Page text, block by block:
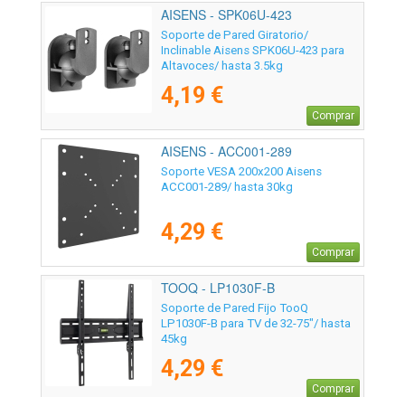
AISENS - SPK06U-423
Soporte de Pared Giratorio/
Inclinable Aisens SPK06U-423 para
Altavoces/ hasta 3.5kg
4,19 €
Comprar
AISENS - ACC001-289
Soporte VESA 200x200 Aisens
ACC001-289/ hasta 30kg
4,29 €
Comprar
TOOQ - LP1030F-B
Soporte de Pared Fijo TooQ
LP1030F-B para TV de 32-75"/ hasta
45kg
4,29 €
Comprar